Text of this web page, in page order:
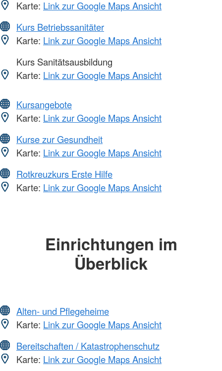
Karte: Link zur Google Maps Ansicht
Kurs Betriebssanitäter
Karte: Link zur Google Maps Ansicht
Kurs Sanitätsausbildung
Karte: Link zur Google Maps Ansicht
Kursangebote
Karte: Link zur Google Maps Ansicht
Kurse zur Gesundheit
Karte: Link zur Google Maps Ansicht
Rotkreuzkurs Erste Hilfe
Karte: Link zur Google Maps Ansicht
Einrichtungen im
Überblick
Alten- und Pflegeheime
Karte: Link zur Google Maps Ansicht
Bereitschaften / Katastrophenschutz
Karte: Link zur Google Maps Ansicht